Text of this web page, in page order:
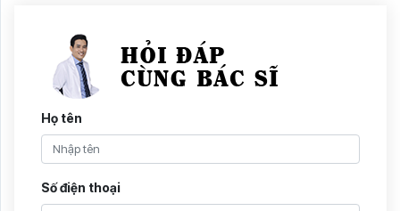
Họ tên
Số điện thoại